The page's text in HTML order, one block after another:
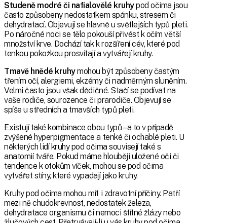
Studeně modré či nafialovělé kruhypod očima jsou
často způsobeny nedostatkem spánku, stresem či
dehydratací. Objevují se hlavně u světlejších typů pleti.
Po náročné noci se tělo pokouší přivést k očím větší
množství krve. Dochází tak k rozšíření cév, které pod
tenkou pokožkou prosvítají a vytvářejí kruhy.
Tmavě hnědé kruhymohou být způsobeny častým
třením očí, alergiemi, ekzémy či nadměrným sluněním.
Velmi často jsou však dědičné. Stačí se podívat na
vaše rodiče, sourozence či prarodiče. Objevují se
spíše u středních a tmavších typů pleti.
Existují také kombinace obou typů – a to v případě
zvýšené hyperpigmentace a tenké či ochablé pleti. U
některých lidí kruhy pod očima souvisejí také s
anatomií tváře. Pokud máme hlouběji uložené oči či
tendence k otokům víček, mohou se pod očima
vytvářet stíny, které vypadají jako kruhy.
Kruhy pod očima mohou mít i zdravotní příčiny. Patří
mezi ně chudokrevnost, nedostatek železa,
dehydratace organismu či nemoci štítné žlázy nebo